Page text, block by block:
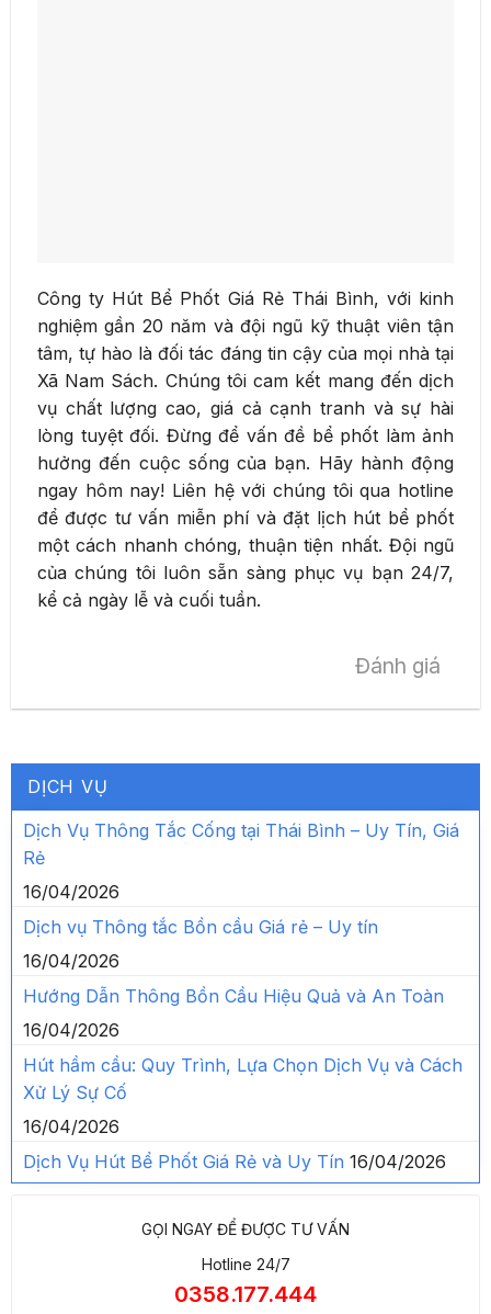
Công ty Hút Bể Phốt Giá Rẻ Thái Bình, với kinh
nghiệm gần 20 năm và đội ngũ kỹ thuật viên tận
tâm, tự hào là đối tác đáng tin cậy của mọi nhà tại
Xã Nam Sách. Chúng tôi cam kết mang đến dịch
vụ chất lượng cao, giá cả cạnh tranh và sự hài
lòng tuyệt đối. Đừng để vấn đề bể phốt làm ảnh
hưởng đến cuộc sống của bạn. Hãy hành động
ngay hôm nay! Liên hệ với chúng tôi qua hotline
để được tư vấn miễn phí và đặt lịch hút bể phốt
một cách nhanh chóng, thuận tiện nhất. Đội ngũ
của chúng tôi luôn sẵn sàng phục vụ bạn 24/7,
kể cả ngày lễ và cuối tuần.
Đánh giá
DỊCH VỤ
Dịch Vụ Thông Tắc Cống tại Thái Bình – Uy Tín, Giá
Rẻ
16/04/2026
Dịch vụ Thông tắc Bồn cầu Giá rẻ – Uy tín
16/04/2026
Hướng Dẫn Thông Bồn Cầu Hiệu Quả và An Toàn
16/04/2026
Hút hầm cầu: Quy Trình, Lựa Chọn Dịch Vụ và Cách
Xử Lý Sự Cố
16/04/2026
Dịch Vụ Hút Bể Phốt Giá Rẻ và Uy Tín 16/04/2026
GỌI NGAY ĐỂ ĐƯỢC TƯ VẤN
Hotline 24/7
0358.177.444